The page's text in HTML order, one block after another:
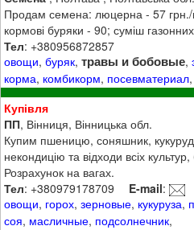
Продам семена: люцерна - 57 грн./
кормові буряки - 90; суміш
Тел: +380956872857
овощи,буряк,травы и бобовые,
корма, комбикорм, посевматериал
Купівля
ПП, Вінниця, Вінницька обл.
Купим пшеницю, соняшник,
некондицію та відходи всіх
Розрахунок на вагах.
Тел: +380979178709 E-mail:
овощи, горох,зерновые, кукуруза,
соя, масличные, подсолнечник,